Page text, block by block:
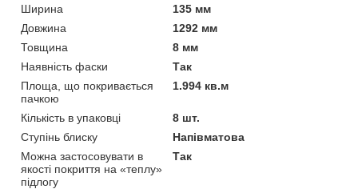
Ширина
135 мм
Довжина
1292 мм
Товщина
8 мм
Наявність фаски
Так
Площа, що покривається
пачкою
1.994 кв.м
Кількість в упаковці
8 шт.
Ступінь блиску
Напівматова
Можна застосовувати в
якості покриття на «теплу»
підлогу
Так